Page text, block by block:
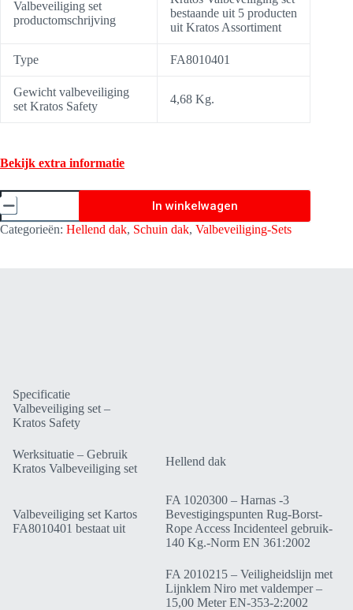
Valbeveiliging set
productomschrijving
bestaande uit 5 producten
uit Kratos Assortiment
Type FA8010401
Gewicht valbeveiliging
set Kratos Safety
4,68 Kg.
Bekijk extra informatie
Valbeveiliging
set
Hellend
Dak
In winkelwagen
Categorieën: Hellend dak, Schuin dak, Valbeveiliging-Sets
Specificatie
Valbeveiliging set –
Kratos Safety
Werksituatie – Gebruik
Kratos Valbeveiliging set
Hellend dak
Valbeveiliging set Kartos
FA8010401 bestaat uit
FA 1020300 – Harnas -3
Bevestigingspunten Rug-Borst-
Rope Access Incidenteel gebruik-
140 Kg.-Norm EN 361:2002
FA 2010215 – Veiligheidslijn met
Lijnklem Niro met valdemper –
15,00 Meter EN-353-2:2002